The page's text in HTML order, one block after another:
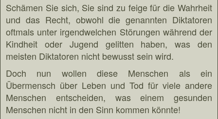
Schämen Sie sich, Sie sind zu feige für die Wahrheit
und das Recht, obwohl die genannten Diktatoren
oftmals unter irgendwelchen Störungen während der
Kindheit oder Jugend gelitten haben, was den
meisten Diktatoren nicht bewusst sein wird.
Doch nun wollen diese Menschen als ein
Übermensch über Leben und Tod für viele andere
Menschen entscheiden, was einem gesunden
Menschen nicht in den Sinn kommen könnte!